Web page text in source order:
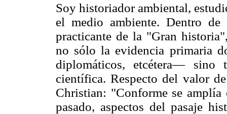
Soy historiador ambiental,
el medio ambiente. Dentro de
practicante de la "Gran
no sólo la evidencia primaria
diplomáticos, etcétera—
científica. Respecto del valor
Christian: "Conforme se
pasado, aspectos del pasaje